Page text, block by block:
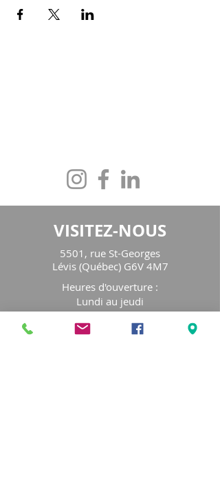
VISITEZ-NOUS
5501, rue St-Georges
Lévis (Québec) G6V 4M7
Heures d'ouverture :
Lundi au jeudi
de 8h30 à 16h30
Vendredi de 8h30 à 16h00